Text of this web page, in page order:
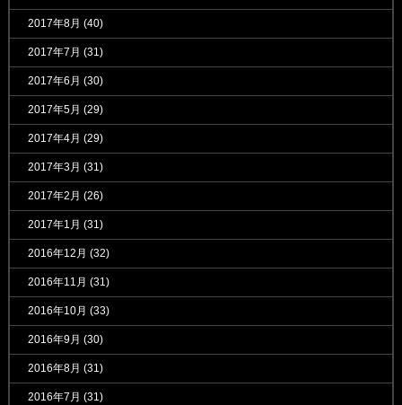
2017年8月 (40)
2017年7月 (31)
2017年6月 (30)
2017年5月 (29)
2017年4月 (29)
2017年3月 (31)
2017年2月 (26)
2017年1月 (31)
2016年12月 (32)
2016年11月 (31)
2016年10月 (33)
2016年9月 (30)
2016年8月 (31)
2016年7月 (31)